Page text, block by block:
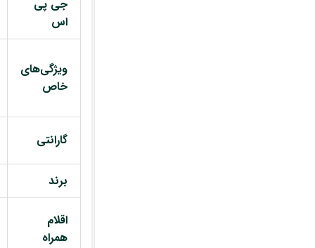
جی پی
اس
ویژگی‌های
خاص
گارانتی
برند
اقلام
همراه